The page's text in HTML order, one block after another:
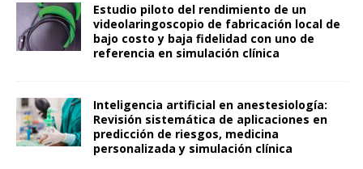
Estudio piloto del rendimiento de un
videolaringoscopio de fabricación local de
bajo costo y baja fidelidad con uno de
referencia en simulación clínica
Inteligencia artificial en anestesiología:
Revisión sistemática de aplicaciones en
predicción de riesgos, medicina
personalizada y simulación clínica